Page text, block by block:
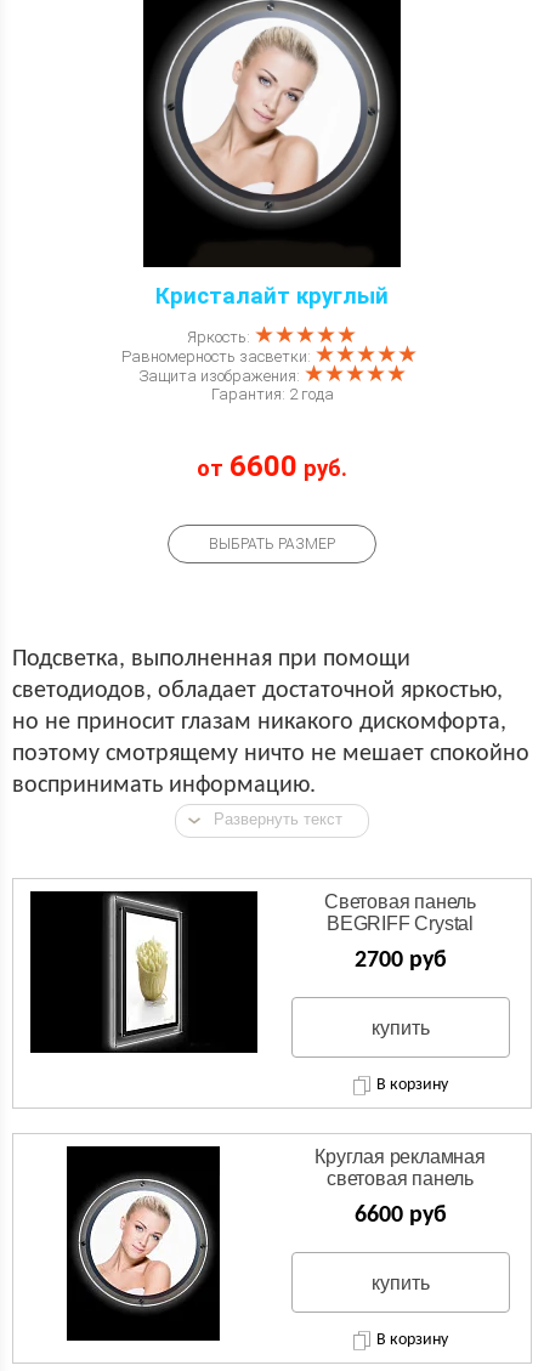
Кристалайт круглый
Яркость: ★★★★★
Равномерность засветки: ★★★★★
Защита изображения: ★★★★★
Гарантия: 2 года
от 6600 руб.
ВЫБРАТЬ РАЗМЕР
Подсветка, выполненная при помощи
светодиодов, обладает достаточной яркостью,
но не приносит глазам никакого дискомфорта,
поэтому смотрящему ничто не мешает спокойно
воспринимать информацию.
Развернуть текст
Световая панель
BEGRIFF Crystal
односторонняя настенная
2700 руб
купить
В корзину
Круглая рекламная
световая панель
кристалайт
6600 руб
купить
В корзину